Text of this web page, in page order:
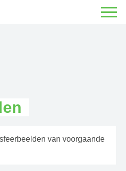
van voorgaande